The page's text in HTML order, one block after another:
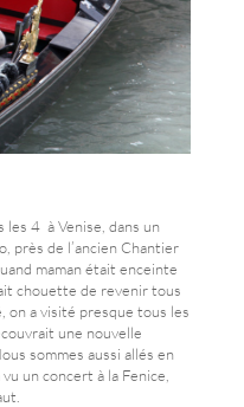
les 4 à Venise, dans un
près de l’ancien Chantier
maman était enceinte
chouette de revenir tous
on a visité presque tous les
une nouvelle
sommes aussi allés en
un concert à la Fenice,